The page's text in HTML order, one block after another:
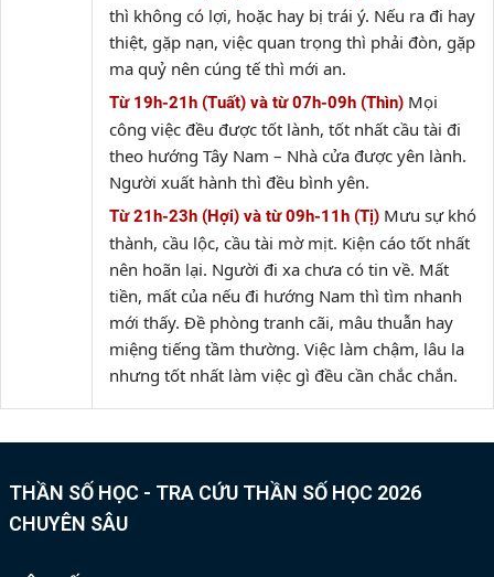
thì không có lợi, hoặc hay bị trái ý. Nếu ra đi hay
thiệt, gặp nạn, việc quan trọng thì phải đòn, gặp
ma quỷ nên cúng tế thì mới an.
Từ 19h-21h (Tuất) và từ 07h-09h (Thìn) Mọi
công việc đều được tốt lành, tốt nhất cầu tài đi
theo hướng Tây Nam – Nhà cửa được yên lành.
Người xuất hành thì đều bình yên.
Từ 21h-23h (Hợi) và từ 09h-11h (Tị) Mưu sự khó
thành, cầu lộc, cầu tài mờ mịt. Kiện cáo tốt nhất
nên hoãn lại. Người đi xa chưa có tin về. Mất
tiền, mất của nếu đi hướng Nam thì tìm nhanh
mới thấy. Đề phòng tranh cãi, mâu thuẫn hay
miệng tiếng tầm thường. Việc làm chậm, lâu la
nhưng tốt nhất làm việc gì đều cần chắc chắn.
THẦN SỐ HỌC - TRA CỨU THẦN SỐ HỌC 2026
CHUYÊN SÂU